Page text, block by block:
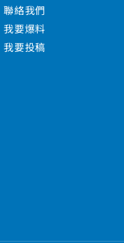
聯絡我們
我要爆料
我要投稿